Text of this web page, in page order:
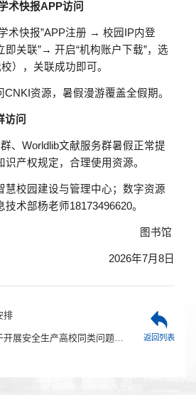
术快报APP访问
术快报”APP注册 → 校园IP内登
即关联”→ 开启“机构账户下载”，选
），关联成功即可。
资源，暑假漫游覆盖全假期。
访问
、Worldlib文献服务群暑假正常提
产权规定，合理使用资源。
慧校园建设与管理中心；数字资源
术部杨老师18173496620。
图书馆
2026年7月8日
排
全生产高校同类问题集中整治的通知 返回列表